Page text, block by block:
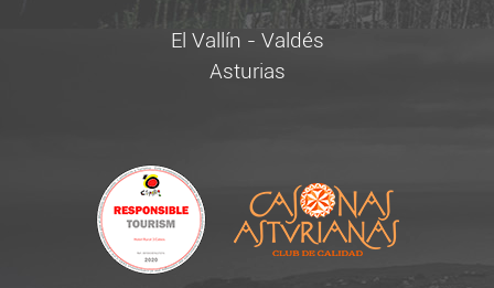
El Vallín - Valdés
Asturias